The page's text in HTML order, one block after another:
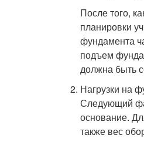
После того,
планировки
фундамента
подъем
должна быть
Нагрузки на
Следующий
основание.
также вес